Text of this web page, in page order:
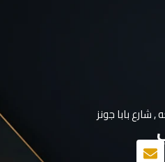
شارع بابا جونز